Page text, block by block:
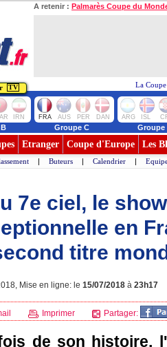
A retenir : Palmarès Coupe du
TV La
IRN FRA AUS PER DAN ARG ISL
Groupe C Groupe
Etranger Coupe d'Europe Les
| Buteurs | Calendrier |
7e ciel, le
en
titre
Mise en ligne: le 15/07/2018 à 23h17
Imprimer Partager:
de son histoire,